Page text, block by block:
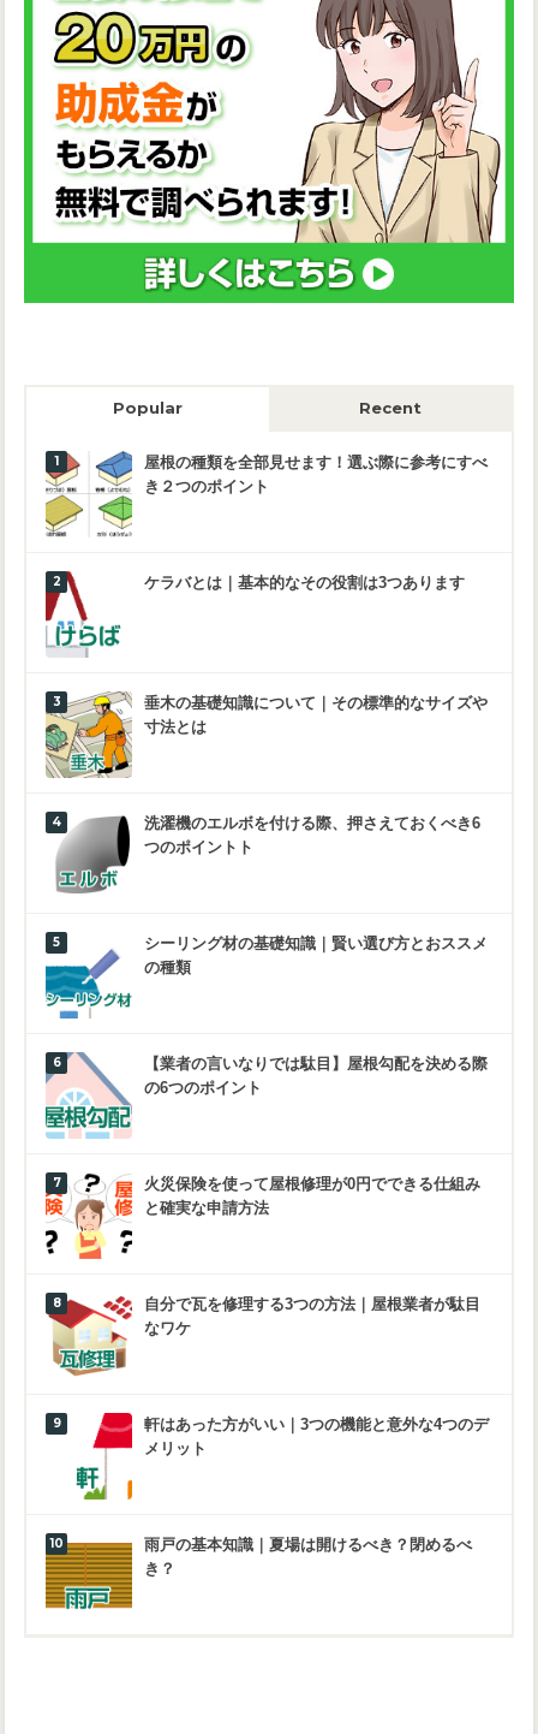
Popular Recent
屋根の種類を全部見せます！選ぶ際に参考にすべ
き２つのポイント
ケラバとは｜基本的なその役割は3つあります
垂木の基礎知識について｜その標準的なサイズや
寸法とは
洗濯機のエルボを付ける際、押さえておくべき6
つのポイントト
シーリング材の基礎知識｜賢い選び方とおススメ
の種類
【業者の言いなりでは駄目】屋根勾配を決める際
の6つのポイント
火災保険を使って屋根修理が0円でできる仕組み
と確実な申請方法
自分で瓦を修理する3つの方法｜屋根業者が駄目
なワケ
軒はあった方がいい｜3つの機能と意外な4つのデ
メリット
雨戸の基本知識｜夏場は開けるべき？閉めるべ
き？